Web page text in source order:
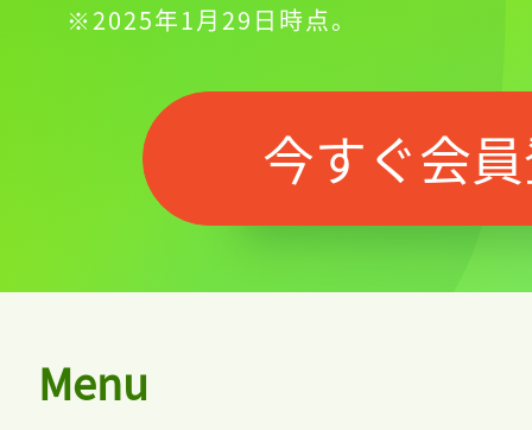
※2025年1月29日時点。
今すぐ会
Menu